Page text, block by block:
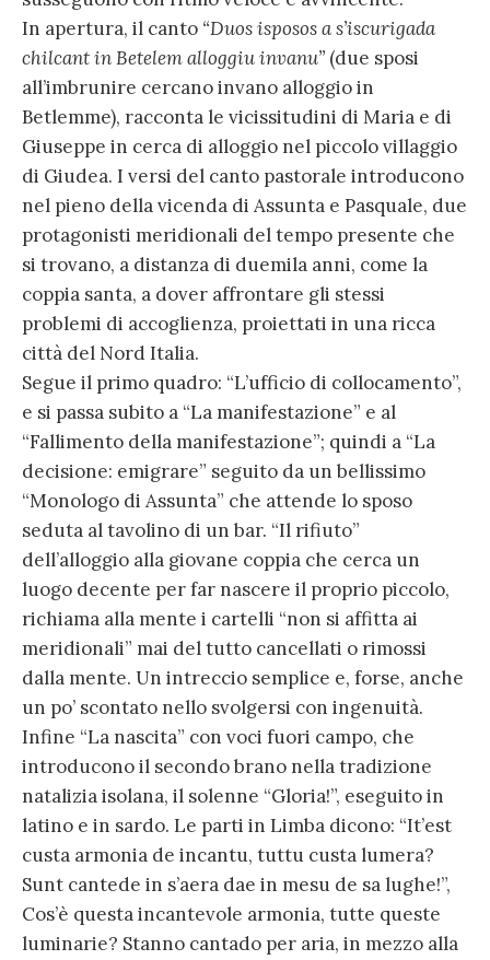
In apertura, il canto “Duos isposos a s’iscurigada
chilcant in Betelem alloggiu invanu” (due sposi
all’imbrunire cercano invano alloggio in
Betlemme), racconta le vicissitudini di Maria e di
Giuseppe in cerca di alloggio nel piccolo villaggio
di Giudea. I versi del canto pastorale introducono
nel pieno della vicenda di Assunta e Pasquale, due
protagonisti meridionali del tempo presente che
si trovano, a distanza di duemila anni, come la
coppia santa, a dover affrontare gli stessi
problemi di accoglienza, proiettati in una ricca
città del Nord Italia.
Segue il primo quadro: “L’ufficio di collocamento”,
e si passa subito a “La manifestazione” e al
“Fallimento della manifestazione”; quindi a “La
decisione: emigrare” seguito da un bellissimo
“Monologo di Assunta” che attende lo sposo
seduta al tavolino di un bar. “Il rifiuto”
dell’alloggio alla giovane coppia che cerca un
luogo decente per far nascere il proprio piccolo,
richiama alla mente i cartelli “non si affitta ai
meridionali” mai del tutto cancellati o rimossi
dalla mente. Un intreccio semplice e, forse, anche
un po’ scontato nello svolgersi con ingenuità.
Infine “La nascita” con voci fuori campo, che
introducono il secondo brano nella tradizione
natalizia isolana, il solenne “Gloria!”, eseguito in
latino e in sardo. Le parti in Limba dicono: “It’est
custa armonia de incantu, tuttu custa lumera?
Sunt cantede in s’aera dae in mesu de sa lughe!”,
Cos’è questa incantevole armonia, tutte queste
luminarie? Stanno cantado per aria, in mezzo alla